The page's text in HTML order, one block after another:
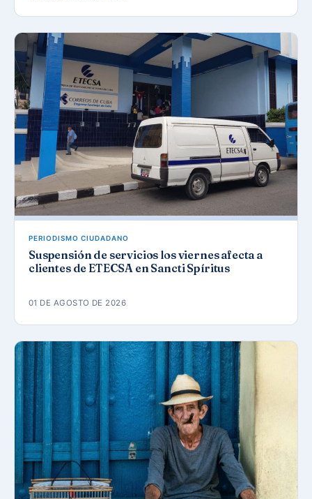
PERIODISMO CIUDADANO
Suspensión de servicios los viernes afecta a
clientes de ETECSA en Sancti Spíritus
01 DE AGOSTO DE 2026